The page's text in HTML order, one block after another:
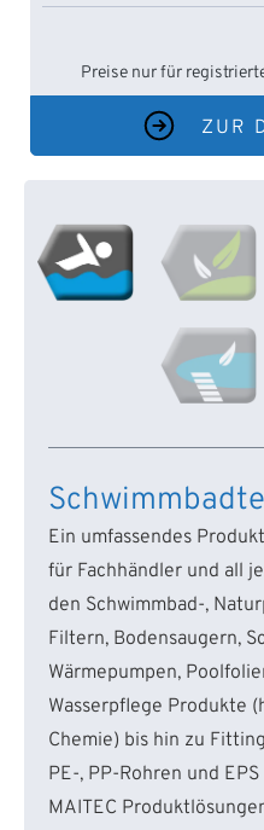
Preise nur für
ZUR
Ein umfassendes
für Fachhändler und all
den Schwimmbad-,
Filtern, Bodensaugern,
Wärmepumpen,
Wasserpflege Produkte
Chemie) bis hin zu
PE-, PP-Rohren und
MAITEC